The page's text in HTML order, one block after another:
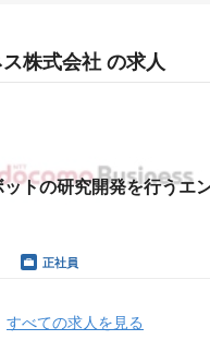
株式会社 の求人
トの研究開発を行うエ
正社員
すべての求人を見る